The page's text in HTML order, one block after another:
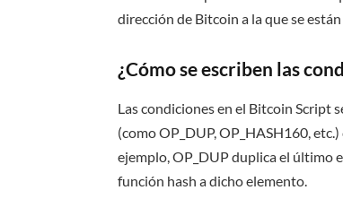
dirección de Bitcoin a la que se
¿Cómo se escriben las
Las condiciones en el Bitcoin Script
(como OP_DUP, OP_HASH160,
ejemplo, OP_DUP duplica el último
función hash a dicho elemento.